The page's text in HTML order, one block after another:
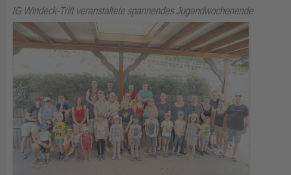
IG Windeck-Trift veranstaltete spannendes Jugendwochenende